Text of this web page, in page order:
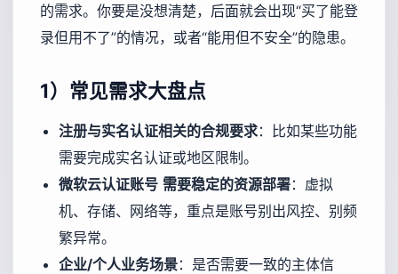
的需求。你要是没想清楚，后面就会出现“买了能登
录但用不了”的情况，或者“能用但不安全”的隐患。
1）常见需求大盘点
注册与实名认证相关的合规要求：比如某些功能
需要完成实名认证或地区限制。
微软云认证账号 需要稳定的资源部署：虚拟
机、存储、网络等，重点是账号别出风控、别频
繁异常。
企业/个人业务场景：是否需要一致的主体信